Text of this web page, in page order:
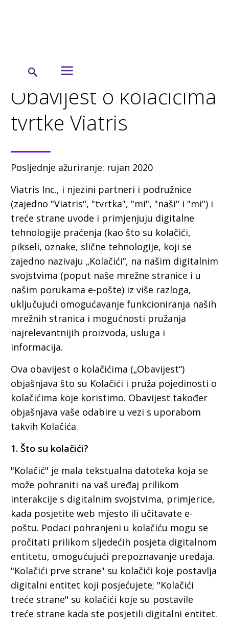
Obavijest o kolačićima
tvrtke Viatris
Posljednje ažuriranje: rujan 2020
Viatris Inc., i njezini partneri i podružnice
(zajedno "Viatris", "tvrtka", "mi", "naši" i "mi") i
treće strane uvode i primjenjuju digitalne
tehnologije praćenja (kao što su kolačići,
pikseli, oznake, slične tehnologije, koji se
zajedno nazivaju „Kolačići“, na našim digitalnim
svojstvima (poput naše mrežne stranice i u
našim porukama e-pošte) iz više razloga,
uključujući omogućavanje funkcioniranja naših
mrežnih stranica i mogućnosti pružanja
najrelevantnijih proizvoda, usluga i
informacija.
Ova obavijest o kolačićima („Obavijest“)
objašnjava što su Kolačići i pruža pojedinosti o
kolačićima koje koristimo. Obavijest također
objašnjava vaše odabire u vezi s uporabom
takvih Kolačića.
1. Što su kolačići?
"Kolačić" je mala tekstualna datoteka koja se
može pohraniti na vaš uređaj prilikom
interakcije s digitalnim svojstvima, primjerice,
kada posjetite web mjesto ili učitavate e-
poštu. Podaci pohranjeni u kolačiću mogu se
pročitati prilikom sljedećih posjeta digitalnom
entitetu, omogućujući prepoznavanje uređaja.
"Kolačići prve strane" su kolačići koje postavlja
digitalni entitet koji posjećujete; "Kolačići
treće strane" su kolačići koje su postavile
treće strane kada ste posjetili digitalni entitet.